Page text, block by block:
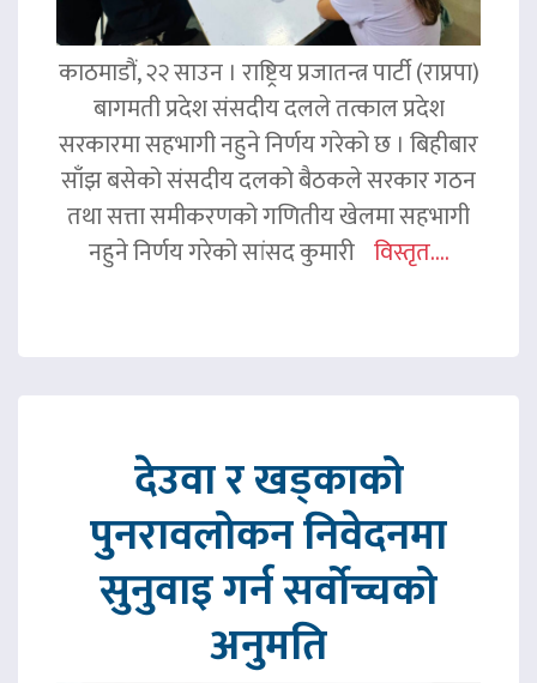
काठमाडौं, २२ साउन । राष्ट्रिय प्रजातन्त्र पार्टी (राप्रपा)
बागमती प्रदेश संसदीय दलले तत्काल प्रदेश
सरकारमा सहभागी नहुने निर्णय गरेको छ । बिहीबार
साँझ बसेको संसदीय दलको बैठकले सरकार गठन
तथा सत्ता समीकरणको गणितीय खेलमा सहभागी
नहुने निर्णय गरेको सांसद कुमारी विस्तृत....
देउवा र खड्काको
पुनरावलोकन निवेदनमा
सुनुवाइ गर्न सर्वोच्चको
अनुमति